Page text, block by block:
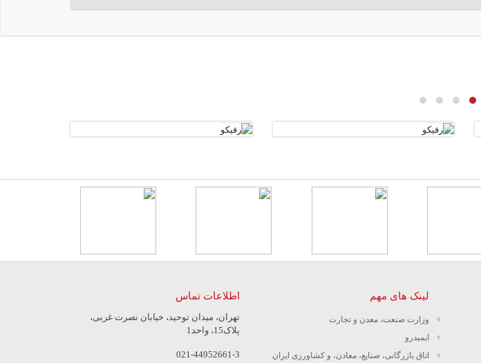
لینک های مهم
وزارت صنعت، معدن و تجارت
ایمیدرو
اتاق بازرگانی، صنایع، معادن، و کشاورزی ایران
اطلاعات تماس
تهران، میدان توحید، خیابان نصرت غربی،
پلاک15، واحد1
021-44952661-3